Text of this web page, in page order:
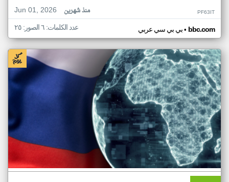
Jun 01, 2026
منذ شهرين PF63IT
بي بي سي عربي• bbc.com عدد الكلمات: ٦ الصور: ٢٥